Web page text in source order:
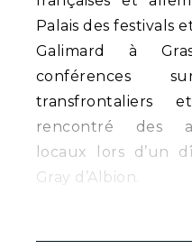
Palais des festivals
Galimard à
conférences
transfrontaliers
rencontré des
locaux lors d’un
Gray d’Albion.